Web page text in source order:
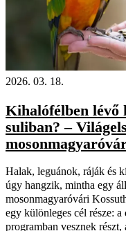
2026. 03. 18.
Kihalófélben lévő
suliban? –
Halak, leguánok, ráják és
úgy hangzik, mintha egy
mosonmagyaróvári
egy különleges cél része:
programban vesznek